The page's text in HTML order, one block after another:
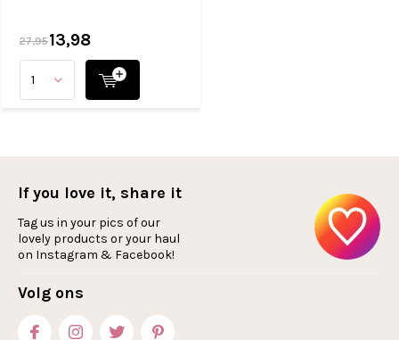
27,9513,98
If you love it, share it
Tag us in your pics of our
lovely products or your haul
on Instagram & Facebook!
Volg ons